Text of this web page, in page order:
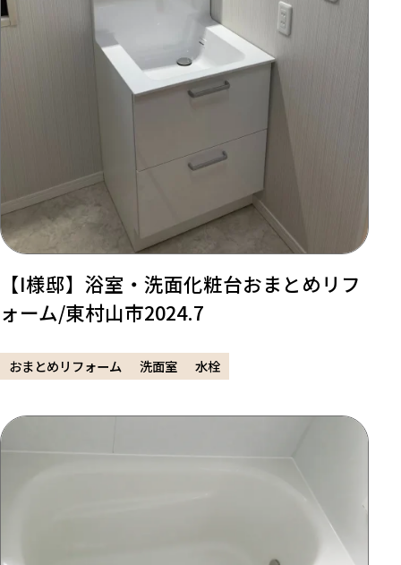
【I様邸】浴室・洗面化粧台おまとめリフ
ォーム/東村山市2024.7
おまとめリフォーム 洗面室 水栓